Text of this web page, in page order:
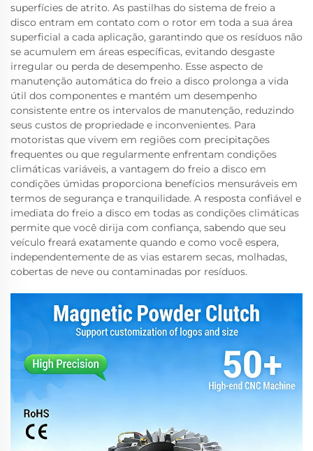
superfícies de atrito. As pastilhas do sistema de freio a
disco entram em contato com o rotor em toda a sua área
superficial a cada aplicação, garantindo que os resíduos não
se acumulem em áreas específicas, evitando desgaste
irregular ou perda de desempenho. Esse aspecto de
manutenção automática do freio a disco prolonga a vida
útil dos componentes e mantém um desempenho
consistente entre os intervalos de manutenção, reduzindo
seus custos de propriedade e inconvenientes. Para
motoristas que vivem em regiões com precipitações
frequentes ou que regularmente enfrentam condições
climáticas variáveis, a vantagem do freio a disco em
condições úmidas proporciona benefícios mensuráveis em
termos de segurança e tranquilidade. A resposta confiável e
imediata do freio a disco em todas as condições climáticas
permite que você dirija com confiança, sabendo que seu
veículo freará exatamente quando e como você espera,
independentemente de as vias estarem secas, molhadas,
cobertas de neve ou contaminadas por resíduos.